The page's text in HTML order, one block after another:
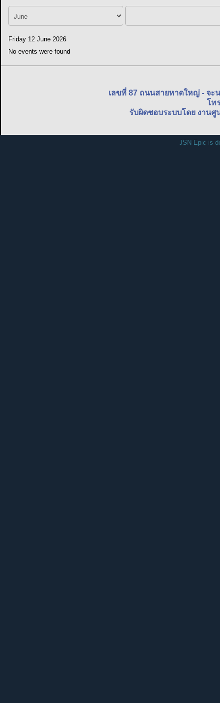
Friday 12 June 2026
No events were found
เลขที่ 87 ถนนสายหาดใหญ่ - จ
โท
รับผิดชอบระบบโดย งาน
JSN Epic is